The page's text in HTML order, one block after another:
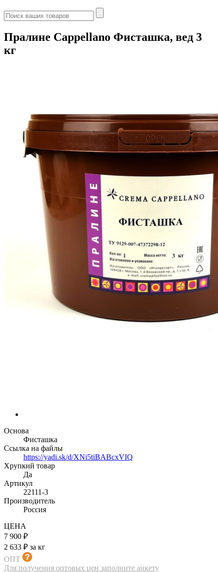
Пралине Cappellano Фисташка, вед 3
кг
Основа
Фисташка
Ссылка на файлы
https://yadi.sk/d/XNi5tiBABcxVIQ
Хрупкий товар
Да
Артикул
22111-3
Производитель
Россия
ЦЕНА
7 900 ₽
2 633 ₽ за кг
ОПТ
Для получения оптовых цен заполните анкету